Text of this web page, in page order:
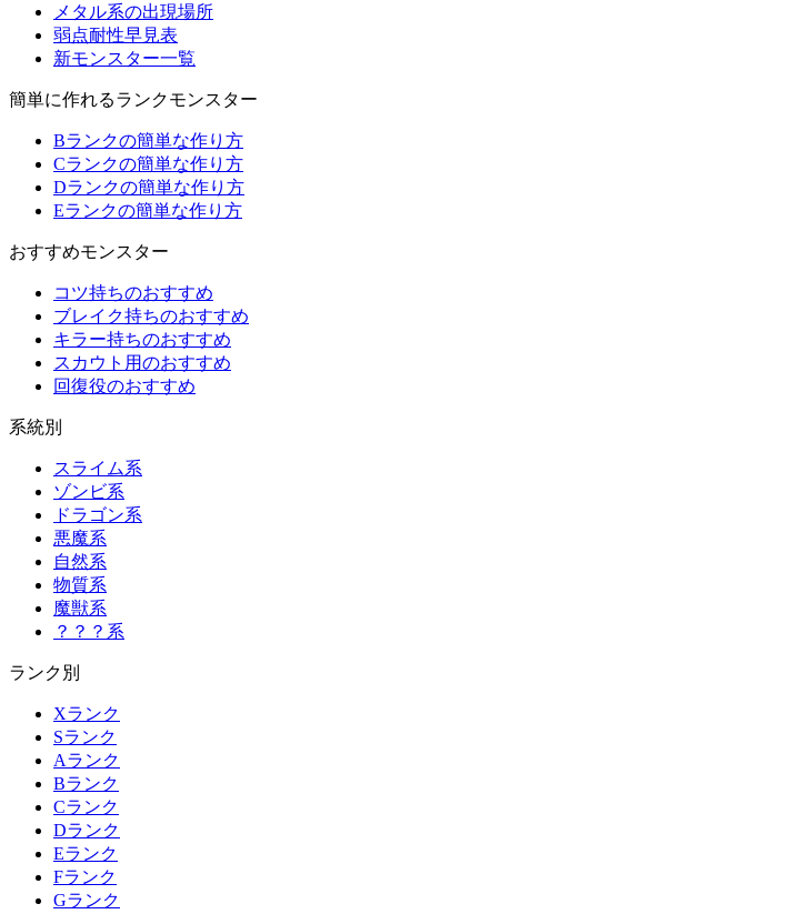
メタル系の出現場所
弱点耐性早見表
新モンスター一覧
簡単に作れるランクモンスター
Bランクの簡単な作り方
Cランクの簡単な作り方
Dランクの簡単な作り方
Eランクの簡単な作り方
おすすめモンスター
コツ持ちのおすすめ
ブレイク持ちのおすすめ
キラー持ちのおすすめ
スカウト用のおすすめ
回復役のおすすめ
系統別
スライム系
ゾンビ系
ドラゴン系
悪魔系
自然系
物質系
魔獣系
？？？系
ランク別
Xランク
Sランク
Aランク
Bランク
Cランク
Dランク
Eランク
Fランク
Gランク